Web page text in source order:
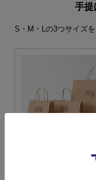
手提
S・M・Lの3つサイズ
S・M・Lサイズより